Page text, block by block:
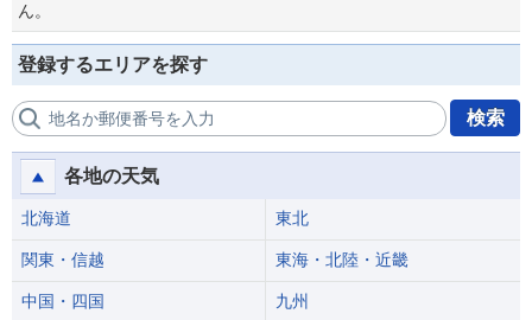
ん。
登録するエリアを探す
地名か郵便番号を入力 検索
各地の天気
北海道 東北
関東・信越 東海・北陸・近畿
中国・四国 九州